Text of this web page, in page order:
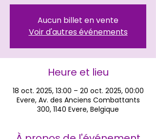
Aucun billet en vente
Voir d'autres événements
Heure et lieu
18 oct. 2025, 13:00 – 20 oct. 2025, 00:00
Evere, Av. des Anciens Combattants
300, 1140 Evere, Belgique